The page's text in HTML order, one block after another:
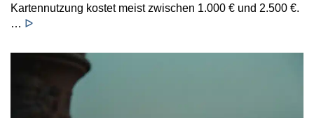
Kartennutzung kostet meist zwischen 1.000 € und 2.500 €.
… ᐅ